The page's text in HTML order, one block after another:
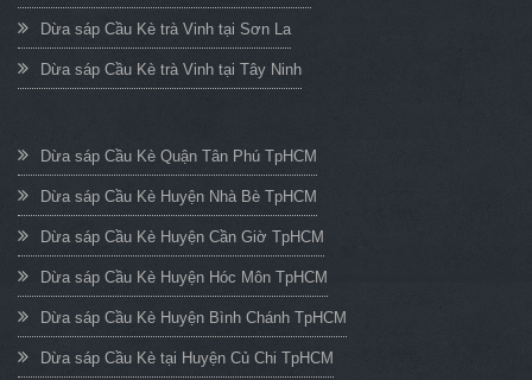
Dừa sáp Cầu Kè trà Vinh tại Sơn La
Dừa sáp Cầu Kè trà Vinh tại Tây Ninh
Dừa sáp Cầu Kè Quận Tân Phú TpHCM
Dừa sáp Cầu Kè Huyện Nhà Bè TpHCM
Dừa sáp Cầu Kè Huyện Cần Giờ TpHCM
Dừa sáp Cầu Kè Huyện Hóc Môn TpHCM
Dừa sáp Cầu Kè Huyện Bình Chánh TpHCM
Dừa sáp Cầu Kè tại Huyện Củ Chi TpHCM